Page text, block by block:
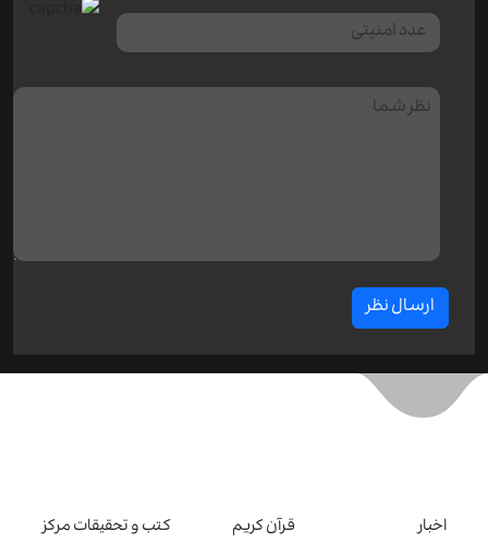
ارسال نظر
اخبار
قرآن کریم
کتب و تحقیقات مرکز